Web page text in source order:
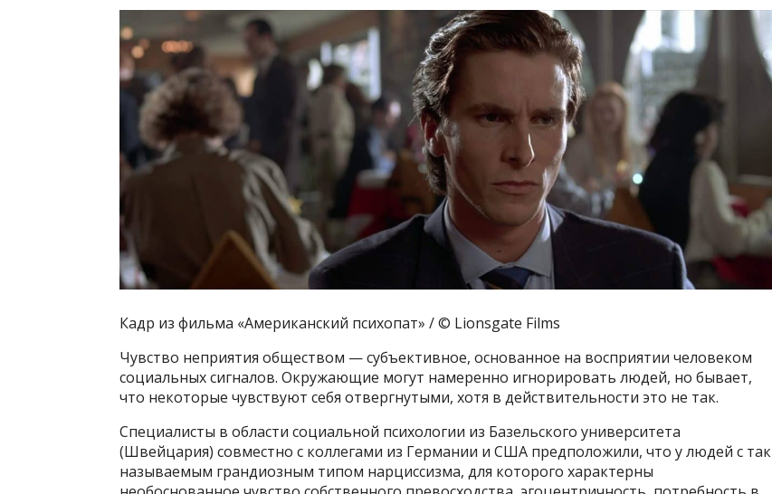
Кадр из фильма «Американский психопат» / © Lionsgate Films
Чувство неприятия обществом — субъективное, основанное на восприятии человеком
социальных сигналов. Окружающие могут намеренно игнорировать людей, но бывает,
что некоторые чувствуют себя отвергнутыми, хотя в действительности это не так.
Специалисты в области социальной психологии из Базельского университета
(Швейцария) совместно с коллегами из Германии и США предположили, что у людей с так
называемым грандиозным типом нарциссизма, для которого характерны